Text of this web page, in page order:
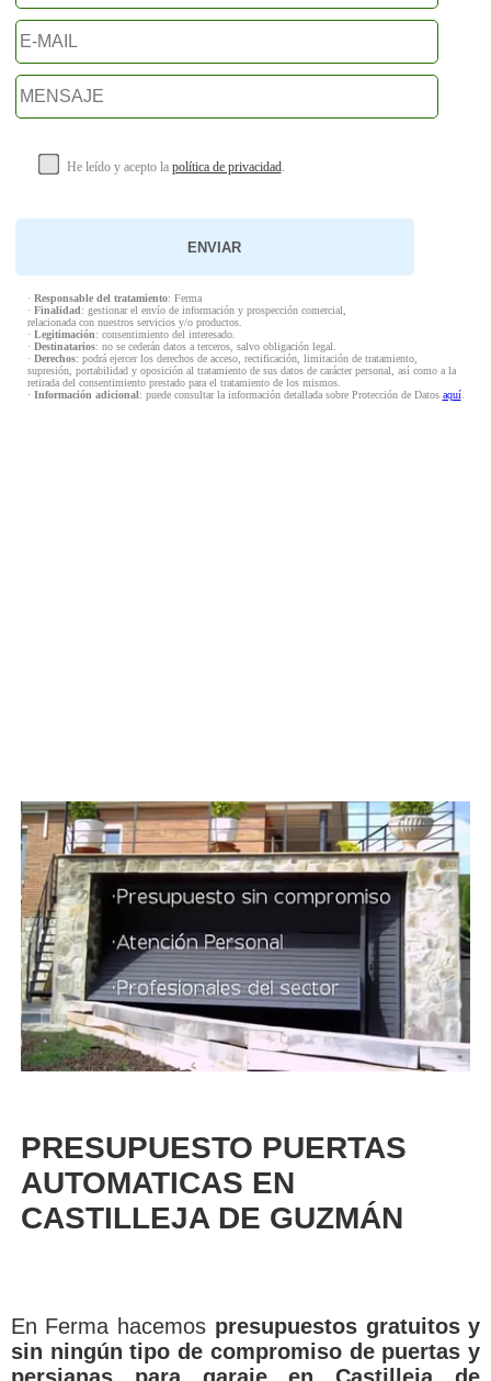
He leído y acepto la política de privacidad.
· Responsable del tratamiento: Ferma
· Finalidad: gestionar el envío de información y prospección comercial,
relacionada con nuestros servicios y/o productos.
· Legitimación: consentimiento del interesado.
· Destinatarios: no se cederán datos a terceros, salvo obligación legal.
· Derechos: podrá ejercer los derechos de acceso, rectificación, limitación de tratamiento,
supresión, portabilidad y oposición al tratamiento de sus datos de carácter personal, así como a la
retirada del consentimiento prestado para el tratamiento de los mismos.
· Información adicional: puede consultar la información detallada sobre Protección de Datos aquí.
PRESUPUESTO PUERTAS
AUTOMATICAS EN
CASTILLEJA DE GUZMÁN
En Ferma hacemos presupuestos gratuitos y
sin ningún tipo de compromiso de puertas y